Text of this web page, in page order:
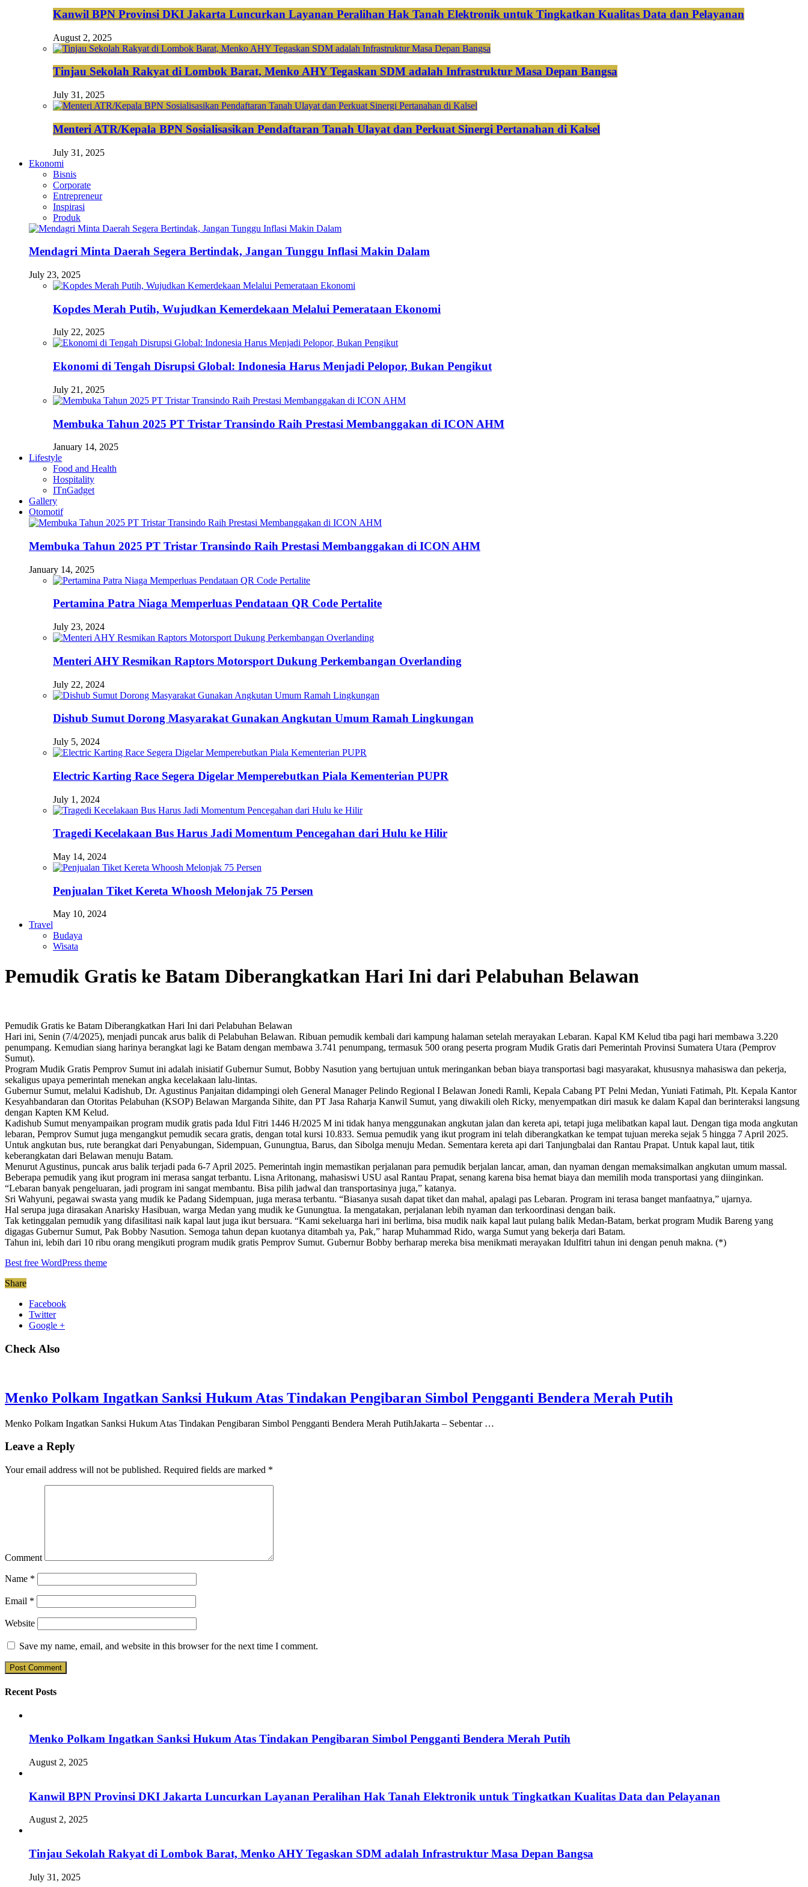
Kanwil BPN Provinsi DKI Jakarta Luncurkan Layanan Peralihan Hak Tanah Elektronik untuk Tingkatkan Kualitas Data dan Pelayanan
August 2, 2025
Tinjau Sekolah Rakyat di Lombok Barat, Menko AHY Tegaskan SDM adalah Infrastruktur Masa Depan Bangsa
July 31, 2025
Menteri ATR/Kepala BPN Sosialisasikan Pendaftaran Tanah Ulayat dan Perkuat Sinergi Pertanahan di Kalsel
July 31, 2025
Ekonomi
Bisnis
Corporate
Entrepreneur
Inspirasi
Produk
Mendagri Minta Daerah Segera Bertindak, Jangan Tunggu Inflasi Makin Dalam
July 23, 2025
Kopdes Merah Putih, Wujudkan Kemerdekaan Melalui Pemerataan Ekonomi
July 22, 2025
Ekonomi di Tengah Disrupsi Global: Indonesia Harus Menjadi Pelopor, Bukan Pengikut
July 21, 2025
Membuka Tahun 2025 PT Tristar Transindo Raih Prestasi Membanggakan di ICON AHM
January 14, 2025
Lifestyle
Food and Health
Hospitality
ITnGadget
Gallery
Otomotif
Membuka Tahun 2025 PT Tristar Transindo Raih Prestasi Membanggakan di ICON AHM
January 14, 2025
Pertamina Patra Niaga Memperluas Pendataan QR Code Pertalite
July 23, 2024
Menteri AHY Resmikan Raptors Motorsport Dukung Perkembangan Overlanding
July 22, 2024
Dishub Sumut Dorong Masyarakat Gunakan Angkutan Umum Ramah Lingkungan
July 5, 2024
Electric Karting Race Segera Digelar Memperebutkan Piala Kementerian PUPR
July 1, 2024
Tragedi Kecelakaan Bus Harus Jadi Momentum Pencegahan dari Hulu ke Hilir
May 14, 2024
Penjualan Tiket Kereta Whoosh Melonjak 75 Persen
May 10, 2024
Travel
Budaya
Wisata
Pemudik Gratis ke Batam Diberangkatkan Hari Ini dari Pelabuhan Belawan
Pemudik Gratis ke Batam Diberangkatkan Hari Ini dari Pelabuhan Belawan
Hari ini, Senin (7/4/2025), menjadi puncak arus balik di Pelabuhan Belawan. Ribuan pemudik kembali dari kampung halaman setelah merayakan Lebaran. Kapal KM Kelud tiba pagi hari membawa 3.220
penumpang. Kemudian siang harinya berangkat lagi ke Batam dengan membawa 3.741 penumpang, termasuk 500 orang peserta program Mudik Gratis dari Pemerintah Provinsi Sumatera Utara (Pemprov
Sumut).
Program Mudik Gratis Pemprov Sumut ini adalah inisiatif Gubernur Sumut, Bobby Nasution yang bertujuan untuk meringankan beban biaya transportasi bagi masyarakat, khususnya mahasiswa dan pekerja,
sekaligus upaya pemerintah menekan angka kecelakaan lalu-lintas.
Gubernur Sumut, melalui Kadishub, Dr. Agustinus Panjaitan didampingi oleh General Manager Pelindo Regional I Belawan Jonedi Ramli, Kepala Cabang PT Pelni Medan, Yuniati Fatimah, Plt. Kepala Kantor
Kesyahbandaran dan Otoritas Pelabuhan (KSOP) Belawan Marganda Sihite, dan PT Jasa Raharja Kanwil Sumut, yang diwakili oleh Ricky, menyempatkan diri masuk ke dalam Kapal dan berinteraksi langsung
dengan Kapten KM Kelud.
Kadishub Sumut menyampaikan program mudik gratis pada Idul Fitri 1446 H/2025 M ini tidak hanya menggunakan angkutan jalan dan kereta api, tetapi juga melibatkan kapal laut. Dengan tiga moda angkutan
lebaran, Pemprov Sumut juga mengangkut pemudik secara gratis, dengan total kursi 10.833. Semua pemudik yang ikut program ini telah diberangkatkan ke tempat tujuan mereka sejak 5 hingga 7 April 2025.
Untuk angkutan bus, rute berangkat dari Penyabungan, Sidempuan, Gunungtua, Barus, dan Sibolga menuju Medan. Sementara kereta api dari Tanjungbalai dan Rantau Prapat. Untuk kapal laut, titik
keberangkatan dari Belawan menuju Batam.
Menurut Agustinus, puncak arus balik terjadi pada 6-7 April 2025. Pemerintah ingin memastikan perjalanan para pemudik berjalan lancar, aman, dan nyaman dengan memaksimalkan angkutan umum massal.
Beberapa pemudik yang ikut program ini merasa sangat terbantu. Lisna Aritonang, mahasiswi USU asal Rantau Prapat, senang karena bisa hemat biaya dan memilih moda transportasi yang diinginkan.
“Lebaran banyak pengeluaran, jadi program ini sangat membantu. Bisa pilih jadwal dan transportasinya juga,” katanya.
Sri Wahyuni, pegawai swasta yang mudik ke Padang Sidempuan, juga merasa terbantu. “Biasanya susah dapat tiket dan mahal, apalagi pas Lebaran. Program ini terasa banget manfaatnya,” ujarnya.
Hal serupa juga dirasakan Anarisky Hasibuan, warga Medan yang mudik ke Gunungtua. Ia mengatakan, perjalanan lebih nyaman dan terkoordinasi dengan baik.
Tak ketinggalan pemudik yang difasilitasi naik kapal laut juga ikut bersuara. “Kami sekeluarga hari ini berlima, bisa mudik naik kapal laut pulang balik Medan-Batam, berkat program Mudik Bareng yang
digagas Gubernur Sumut, Pak Bobby Nasution. Semoga tahun depan kuotanya ditambah ya, Pak,” harap Muhammad Rido, warga Sumut yang bekerja dari Batam.
Tahun ini, lebih dari 10 ribu orang mengikuti program mudik gratis Pemprov Sumut. Gubernur Bobby berharap mereka bisa menikmati merayakan Idulfitri tahun ini dengan penuh makna. (*)
Best free WordPress theme
Share
Facebook
Twitter
Google +
Check Also
Menko Polkam Ingatkan Sanksi Hukum Atas Tindakan Pengibaran Simbol Pengganti Bendera Merah Putih
Menko Polkam Ingatkan Sanksi Hukum Atas Tindakan Pengibaran Simbol Pengganti Bendera Merah PutihJakarta – Sebentar …
Leave a Reply
Your email address will not be published. Required fields are marked *
Comment
Name *
Email *
Website
Save my name, email, and website in this browser for the next time I comment.
Recent Posts
Menko Polkam Ingatkan Sanksi Hukum Atas Tindakan Pengibaran Simbol Pengganti Bendera Merah Putih
August 2, 2025
Kanwil BPN Provinsi DKI Jakarta Luncurkan Layanan Peralihan Hak Tanah Elektronik untuk Tingkatkan Kualitas Data dan Pelayanan
August 2, 2025
Tinjau Sekolah Rakyat di Lombok Barat, Menko AHY Tegaskan SDM adalah Infrastruktur Masa Depan Bangsa
July 31, 2025